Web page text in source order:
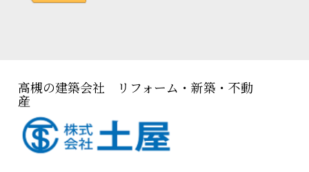
高槻の建築会社 リフォーム・新築・不動
産